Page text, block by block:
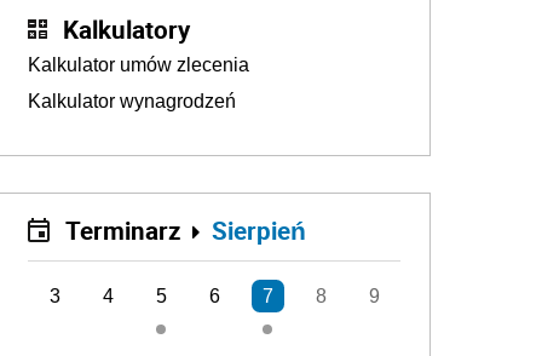
Kalkulatory
Kalkulator umów zlecenia
Kalkulator wynagrodzeń
Terminarz Sierpień
3 4 5 6 7 8 9